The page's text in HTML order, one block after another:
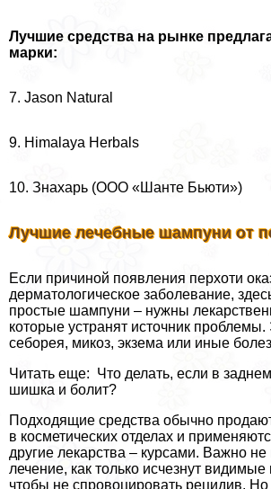
Лучшие средства на рынке
марки:
7. Jason Natural
9. Himalaya Herbals
10. Знахарь (ООО «Шанте Бьюти»)
Лучшие лечебные шампуни от
Если причиной появления перхоти
дерматологическое заболевание,
простые шампуни – нужны
которые устранят источник
себорея, микоз, экзема или иные
Читать еще: Что делать, если в
шишка и болит?
Подходящие средства обычно
в косметических отделах и
другие лекарства – курсами. Важно
лечение, как только исчезнут видимые
чтобы не спровоцировать рецидив. Но